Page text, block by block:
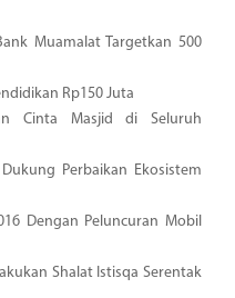
Muamalat Targetkan 500
Rp150 Juta
Cinta Masjid di Seluruh
Perbaikan Ekosistem
Dengan Peluncuran Mobil
Shalat Istisqa Serentak